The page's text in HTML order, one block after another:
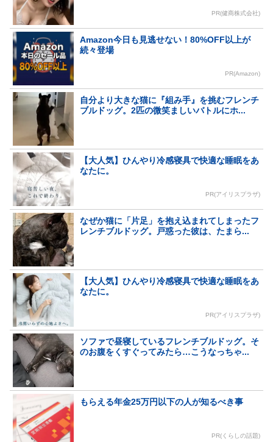
PR(健商株式会社)
Amazon今日も見逃せない！80%OFF以上が
続々登場
PR(Amazon)
自分より大きな猫に『組み手』を挑むフレンチ
ブルドッグ。2匹の微笑ましいバトルにホ...
【大人気】ひんやり冷感寝具で快適な睡眠をあ
なたに。
PR(アイリスプラザ)
なぜか猫に「片足」を抱え込まれてしまったフ
レンチブルドッグ。戸惑った彼は、たまら...
【大人気】ひんやり冷感寝具で快適な睡眠をあ
なたに。
PR(アイリスプラザ)
ソファで昼寝しているフレンチブルドッグ。そ
のお腹をくすぐってみたら…こうなっちゃ...
もらえる年金25万円以下の人が知るべき事
PR(くらしの話題)